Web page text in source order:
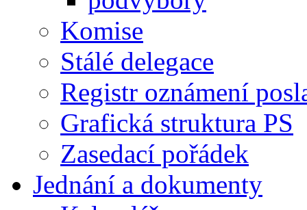
Komise
Stálé delegace
Registr oznámení
Grafická struktura PS
Zasedací pořádek
Jednání a dokumenty